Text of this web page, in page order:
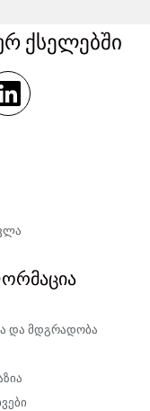
ქსელებში
და მდგრადობა